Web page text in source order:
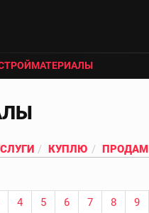
КУПЛЮ ПРОДАМ
4 5 6 7 8 9